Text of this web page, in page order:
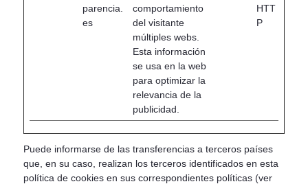
parencia.
es
comportamiento
del visitante
múltiples webs.
Esta información
se usa en la web
para optimizar la
relevancia de la
publicidad.
HTT
P
Puede informarse de las transferencias a terceros países
que, en su caso, realizan los terceros identificados en esta
política de cookies en sus correspondientes políticas (ver